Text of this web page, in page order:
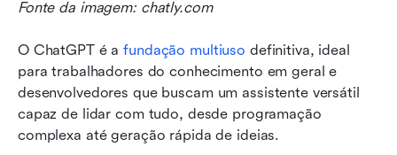
Fonte da imagem: chatly.com
O ChatGPT é a fundação multiuso definitiva, ideal
para trabalhadores do conhecimento em geral e
desenvolvedores que buscam um assistente versátil
capaz de lidar com tudo, desde programação
complexa até geração rápida de ideias.